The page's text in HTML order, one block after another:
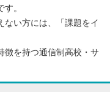
道・東北
。
ない方には、「課題をイ
徴を持つ通信制高校・サ